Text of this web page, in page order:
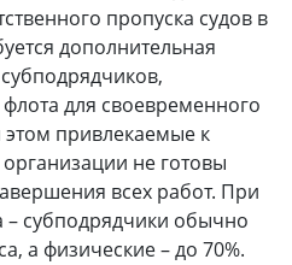
пропуска судов в
дополнительная
для своевременного
привлекаемые к
не готовы
всех работ. При
субподрядчики обычно
а физические – до 70%.